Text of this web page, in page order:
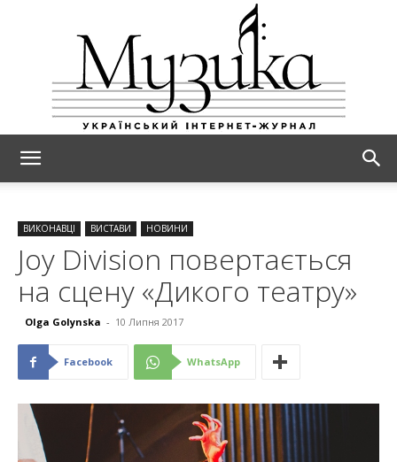
ВИКОНАВЦІ ВИСТАВИ НОВИНИ
Joy Division повертається
на сцену «Дикого театру»
Olga Golynska - 10 Липня 2017
Facebook WhatsApp